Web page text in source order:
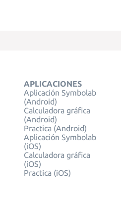
APLICACIONES
Aplicación Symbolab
(Android)
Calculadora gráfica
(Android)
Practica (Android)
Aplicación Symbolab
(iOS)
Calculadora gráfica
(iOS)
Practica (iOS)